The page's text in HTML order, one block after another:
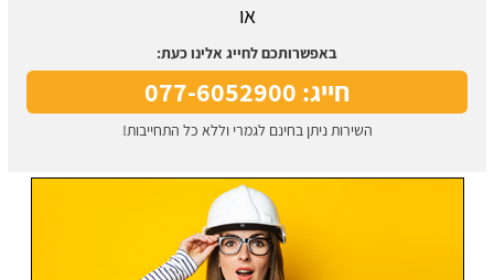
או
באפשרותכם לחייג אלינו כעת:
חייג: 077-6052900
השירות ניתן בחינם לגמרי וללא כל התחייבות!